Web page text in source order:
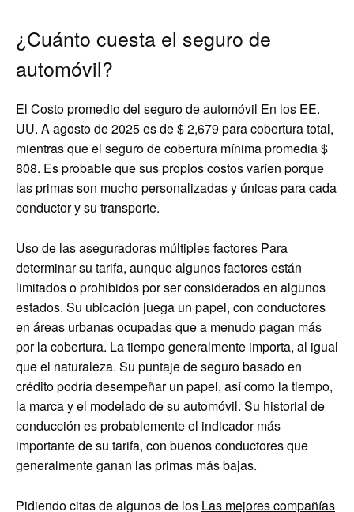
¿Cuánto cuesta el seguro de
automóvil?
El Costo promedio del seguro de automóvil En los EE.
UU. A agosto de 2025 es de $ 2,679 para cobertura total,
mientras que el seguro de cobertura mínima promedia $
808. Es probable que sus propios costos varíen porque
las primas son mucho personalizadas y únicas para cada
conductor y su transporte.
Uso de las aseguradoras múltiples factores Para
determinar su tarifa, aunque algunos factores están
limitados o prohibidos por ser considerados en algunos
estados. Su ubicación juega un papel, con conductores
en áreas urbanas ocupadas que a menudo pagan más
por la cobertura. La tiempo generalmente importa, al igual
que el naturaleza. Su puntaje de seguro basado en
crédito podría desempeñar un papel, así como la tiempo,
la marca y el modelado de su automóvil. Su historial de
conducción es probablemente el indicador más
importante de su tarifa, con buenos conductores que
generalmente ganan las primas más bajas.
Pidiendo citas de algunos de los Las mejores compañías